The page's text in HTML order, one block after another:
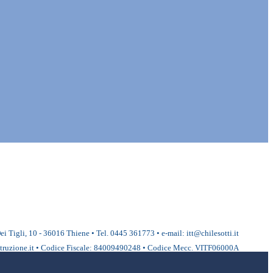
Tigli, 10 - 36016 Thiene • Tel. 0445 361773 • e-mail: itt@chilesotti.it
• Codice Fiscale: 84009490248 • Codice Mecc. VITF06000A